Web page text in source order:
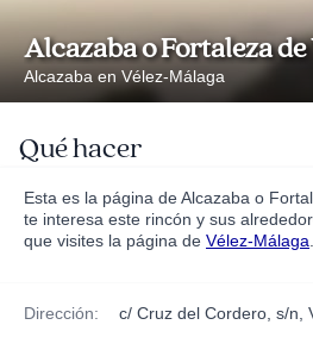
Alcazaba o Fortaleza
Alcazaba en Vélez-Málaga
Qué hacer
Esta es la página de Alcazaba o
te interesa este rincón y sus
que visites la página de Vélez-Málaga
Dirección: c/ Cruz del Cordero, s/n,